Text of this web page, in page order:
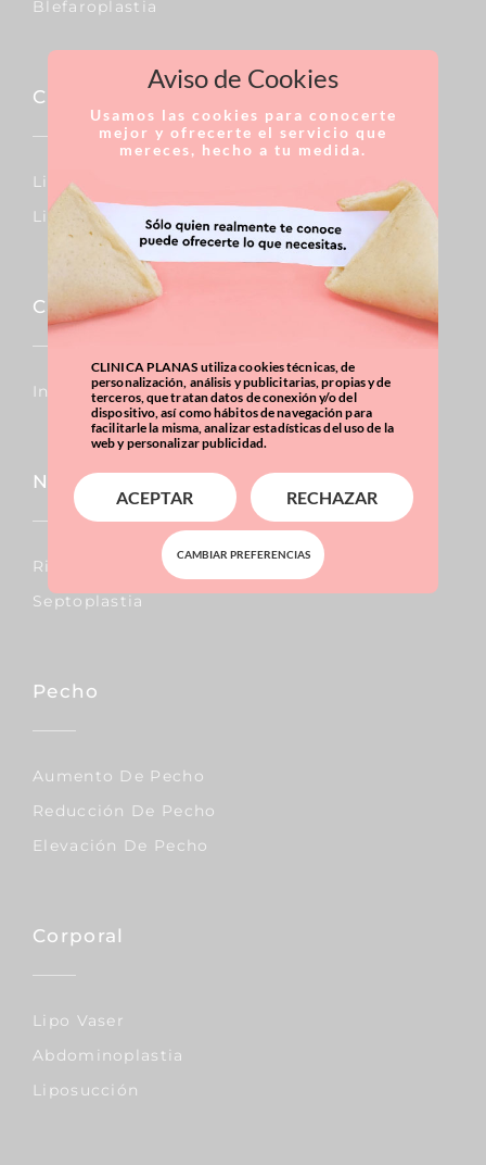
Blefaroplastia
Cirugía Reparadora
Linfedema
Lipedema
Capilar
Injertos De Pelo
Nariz
Rinoplastia
Septoplastia
Pecho
Aumento De Pecho
Reducción De Pecho
Elevación De Pecho
Corporal
Lipo Vaser
Abdominoplastia
Liposucción
Aviso de Cookies
Usamos las cookies para conocerte
mejor y ofrecerte el servicio que
mereces, hecho a tu medida.
CLINICA PLANAS utiliza cookies técnicas, de
personalización, análisis y publicitarias, propias y de
terceros, que tratan datos de conexión y/o del
dispositivo, así como hábitos de navegación para
facilitarle la misma, analizar estadísticas del uso de la
web y personalizar publicidad.
ACEPTAR RECHAZAR
CAMBIAR PREFERENCIAS